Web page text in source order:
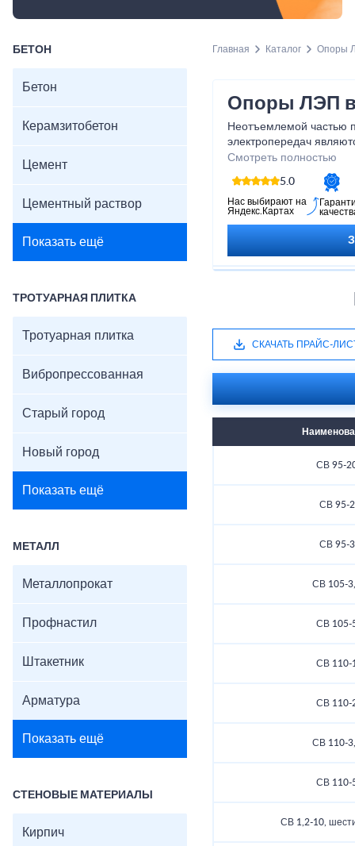
БЕТОН
Бетон
Керамзитобетон
Цемент
Цементный раствор
Показать ещё
ТРОТУАРНАЯ ПЛИТКА
Тротуарная плитка
Вибропрессованная
Старый город
Новый город
Показать ещё
МЕТАЛЛ
Металлопрокат
Профнастил
Штакетник
Арматура
Показать ещё
СТЕНОВЫЕ МАТЕРИАЛЫ
Кирпич
Главная Каталог Опоры
Опоры ЛЭП в
Неотъемлемой частью
электропередач
используются в любых
выдерживают суровые
они должны быть
существующему ГОСТу.
Смотреть полностью
5.0
Нас выбирают на
Яндекс.Картах
СКАЧАТЬ ПРАЙС-
СВ 95-
СВ 95-2
СВ 95-3
СВ 105-
СВ 105-
СВ 110-
СВ 110-
СВ 110-
СВ 110-
СВ 1,2-10,